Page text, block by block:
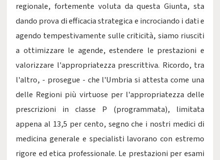
regionale, fortemente voluta da questa Giunta, sta
dando prova di efficacia strategica e incrociando i dati e
agendo tempestivamente sulle criticità, siamo riusciti
a ottimizzare le agende, estendere le prestazioni e
valorizzare l'appropriatezza prescrittiva. Ricordo, tra
l'altro, - prosegue - che l'Umbria si attesta come una
delle Regioni più virtuose per l'appropriatezza delle
prescrizioni in classe P (programmata), limitata
appena al 13,5 per cento, segno che i nostri medici di
medicina generale e specialisti lavorano con estremo
rigore ed etica professionale. Le prestazioni per esami